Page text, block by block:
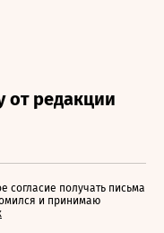
согласие получать письма
и принимаю